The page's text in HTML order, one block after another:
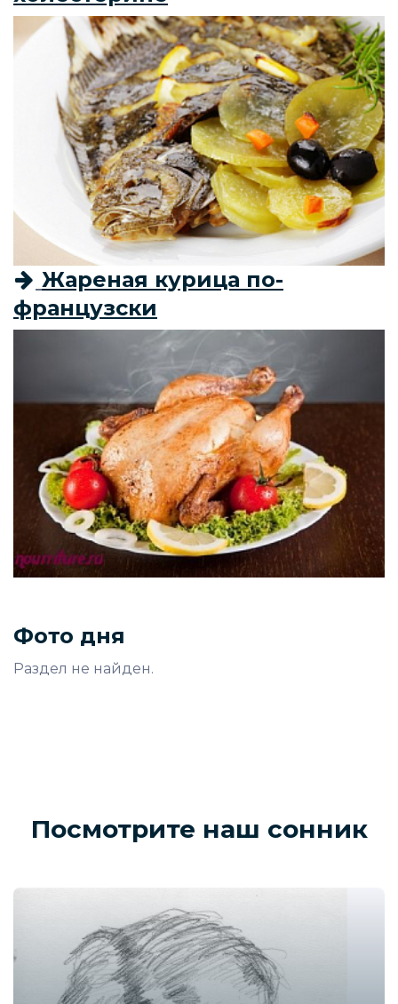
Жареная курица по-
французски
Фото дня
Раздел не найден.
Посмотрите наш сонник